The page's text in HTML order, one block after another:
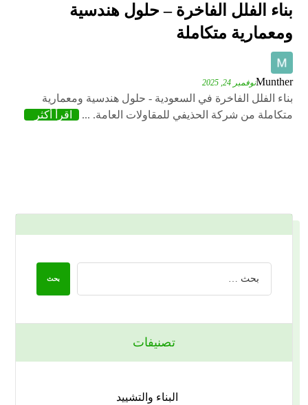
بناء الفلل الفاخرة – حلول هندسية
ومعمارية متكاملة
Muntherنوفمبر 24, 2025
بناء الفلل الفاخرة في السعودية - حلول هندسية ومعمارية
متكاملة من شركة الحذيفي للمقاولات العامة. ...
اقرأ أكثر
تصنيفات
البناء والتشييد